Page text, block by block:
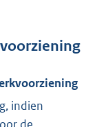
indien
de